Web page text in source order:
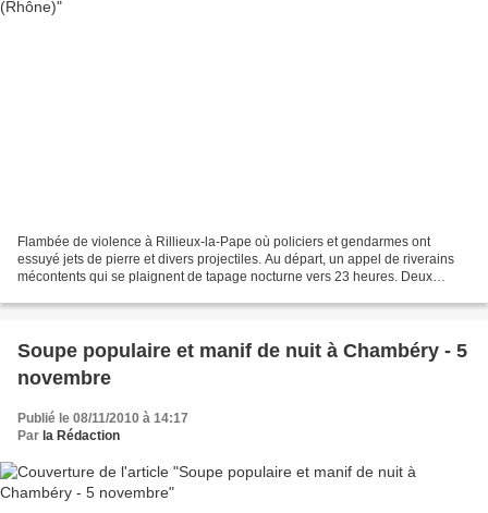
Flambée de violence à Rillieux-la-Pape où policiers et gendarmes ont
essuyé jets de pierre et divers projectiles. Au départ, un appel de riverains
mécontents qui se plaignent de tapage nocturne vers 23 heures. Deux
Soupe populaire et manif de nuit à Chambéry - 5
novembre
Publié le 08/11/2010 à 14:17
Par la Rédaction